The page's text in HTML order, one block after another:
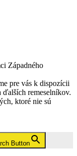
Západného
pre vás k dispozícii
ďalších remeselníkov.
ktoré nie sú
Button